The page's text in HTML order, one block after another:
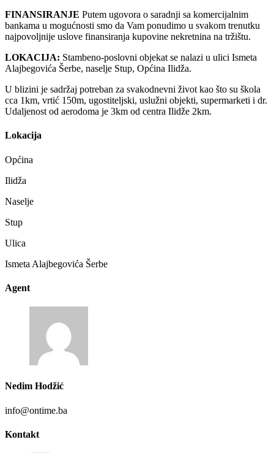
FINANSIRANJE Putem ugovora o saradnji sa komercijalnim
bankama u mogućnosti smo da Vam ponudimo u svakom trenutku
najpovoljnije uslove finansiranja kupovine nekretnina na tržištu.
LOKACIJA: Stambeno-poslovni objekat se nalazi u ulici Ismeta
Alajbegovića Šerbe, naselje Stup, Općina Ilidža.
U blizini je sadržaj potreban za svakodnevni život kao što su škola
cca 1km, vrtić 150m, ugostiteljski, uslužni objekti, supermarketi i dr.
Udaljenost od aerodoma je 3km od centra Ilidže 2km.
Lokacija
Općina
Ilidža
Naselje
Stup
Ulica
Ismeta Alajbegovića Šerbe
Agent
Nedim Hodžić
info@ontime.ba
Kontakt